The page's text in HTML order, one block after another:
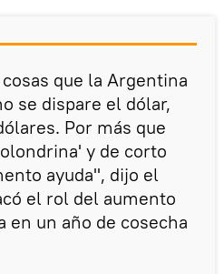
que la Argentina
se dispare el dólar,
Por más que
y de corto
ayuda", dijo el
el rol del aumento
en un año de cosecha